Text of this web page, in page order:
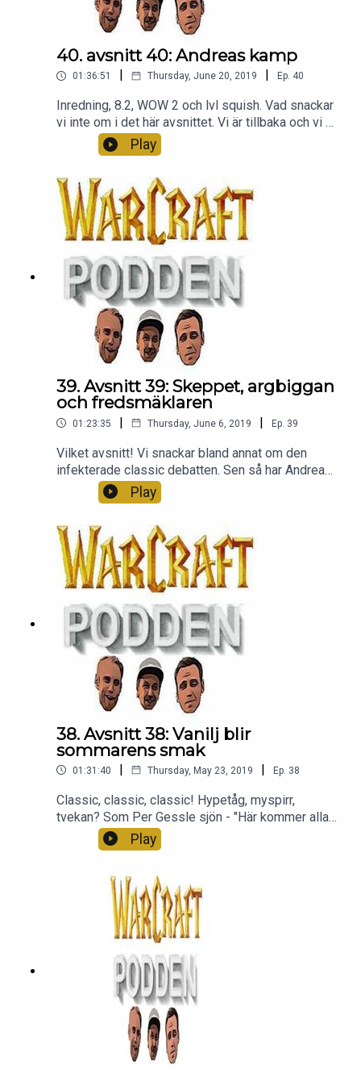
40. avsnitt 40: Andreas kamp
01:36:51 Thursday, June 20, 2019 Ep. 40
Inredning, 8.2, WOW 2 och lvl squish. Vad snackar
vi inte om i det här avsnittet. Vi är tillbaka och vi är
SÅ glada att du är med oss. Tack för att ni lyssnar.
Play
39. Avsnitt 39: Skeppet, argbiggan
och fredsmäklaren
01:23:35 | Thursday, June 6, 2019 | Ep. 39
Vilket avsnitt! Vi snackar bland annat om den
infekterade classic debatten. Sen så har Andreas
lvlat ally och konstaterar att det är så JÄVLA
mycket bättre. Ja, fan. Det blir bara bättre. Lyssna
discord. Ni är bäst. Tack för att ni lyssnar.
Play
38. Avsnitt 38: Vanilj blir
sommarens smak
01:31:40 | Thursday, May 23, 2019 | Ep. 38
Classic, classic, classic! Hypetåg, myspirr,
tvekan? Som Per Gessle sjön - "Här kommer alla
känslorna på en och samma gång". Vi dissekerar
Classic och vad det kan komma att innebära! Tack
Play